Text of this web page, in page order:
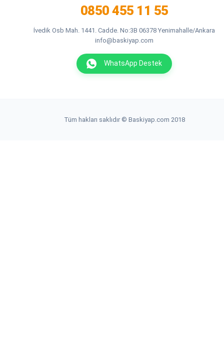
0850 455 11 55
İvedik Osb Mah. 1441. Cadde. No:3B 06378 Yenimahalle/Ankara
info@baskiyap.com
WhatsApp Destek
Tüm hakları saklıdır © Baskiyap.com 2018